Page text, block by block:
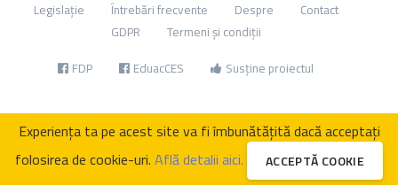
Legislație
Întrebări frecvente Despre
Contact
GDPR
Termeni și condiții
FDP EduacCES Susține proiectul
Experiența ta pe acest site va fi îmbunătățită dacă acceptați
folosirea de cookie-uri.Află detalii aici. ACCEPTĂ COOKIE